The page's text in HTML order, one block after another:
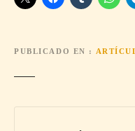
PUBLICADO EN